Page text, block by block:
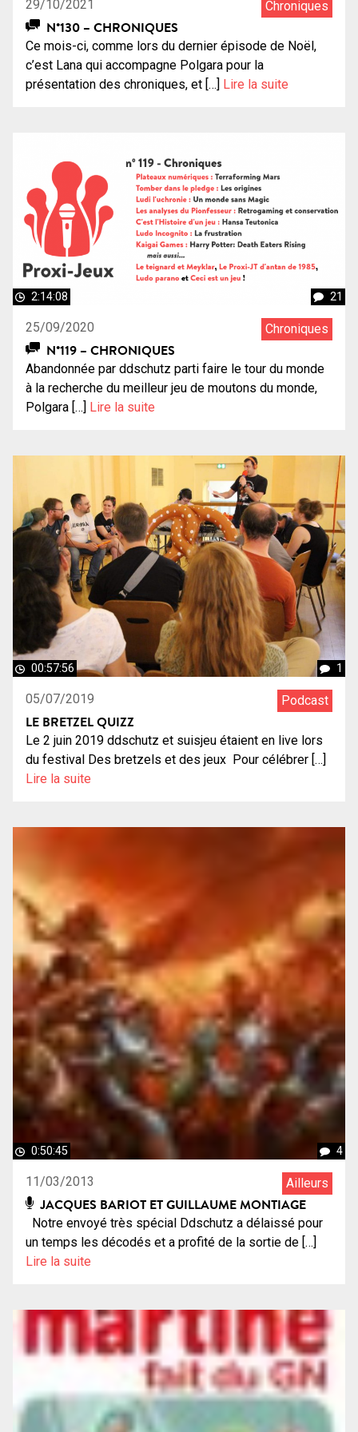
29/10/2021 Chroniques
N°130 – CHRONIQUES
Ce mois-ci, comme lors du dernier épisode de Noël,
c’est Lana qui accompagne Polgara pour la
présentation des chroniques, et […] Lire la suite
2:14:08 21
25/09/2020 Chroniques
N°119 – CHRONIQUES
Abandonnée par ddschutz parti faire le tour du monde
à la recherche du meilleur jeu de moutons du monde,
Polgara […] Lire la suite
00:57:56 1
05/07/2019 Podcast
LE BRETZEL QUIZZ
Le 2 juin 2019 ddschutz et suisjeu étaient en live lors
du festival Des bretzels et des jeux Pour célébrer […]
Lire la suite
0:50:45 4
11/03/2013 Ailleurs
JACQUES BARIOT ET GUILLAUME MONTIAGE
Notre envoyé très spécial Ddschutz a délaissé pour
un temps les décodés et a profité de la sortie de […]
Lire la suite